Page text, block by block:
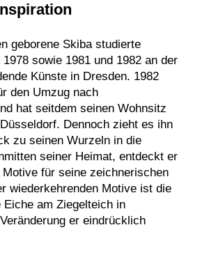
geborene Skiba studierte
sowie 1981 und 1982 an der
Künste in Dresden. 1982
den Umzug nach
hat seitdem seinen Wohnsitz
Dennoch zieht es ihn
zu seinen Wurzeln in die
seiner Heimat, entdeckt er
für seine zeichnerischen
wiederkehrenden Motive ist die
Eiche am Ziegelteich in
er eindrücklich